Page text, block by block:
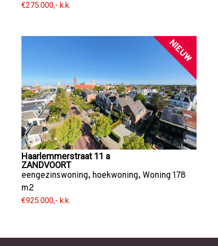
€275.000,- k.k.
NIEUW
Haarlemmerstraat 11 a
ZANDVOORT
eengezinswoning, hoekwoning, Woning 178
m2
€925.000,- k.k.